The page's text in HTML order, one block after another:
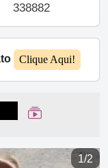
338882
Clique Aqui!
no Facebook
no
Compartilhar
Ver Web Story
1/2